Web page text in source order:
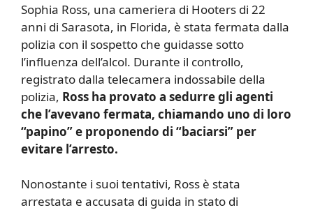
Sophia Ross, una cameriera di Hooters di 22
anni di Sarasota, in Florida, è stata fermata dalla
polizia con il sospetto che guidasse sotto
l’influenza dell’alcol. Durante il controllo,
registrato dalla telecamera indossabile della
polizia, Ross ha provato a sedurre gli agenti
che l’avevano fermata, chiamando uno di loro
“papino” e proponendo di “baciarsi” per
evitare l’arresto.
Nonostante i suoi tentativi, Ross è stata
arrestata e accusata di guida in stato di